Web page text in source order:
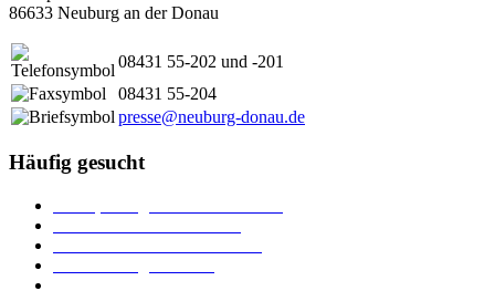
86633 Neuburg an der Donau
08431 55-202 und -201
08431 55-204
presse@neuburg-donau.de
Häufig gesucht